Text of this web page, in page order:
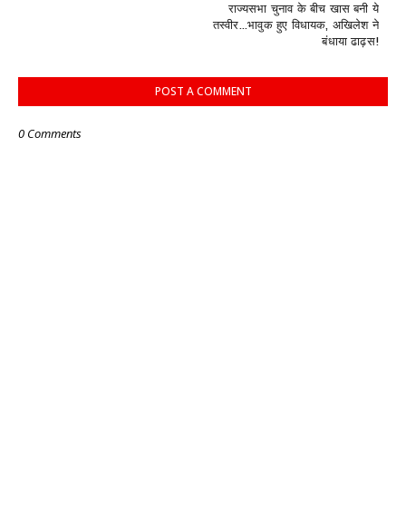
राज्यसभा चुनाव के बीच खास बनी ये
तस्वीर...भावुक हुए विधायक, अखिलेश ने
बंधाया ढाढ़स!
POST A COMMENT
0 Comments